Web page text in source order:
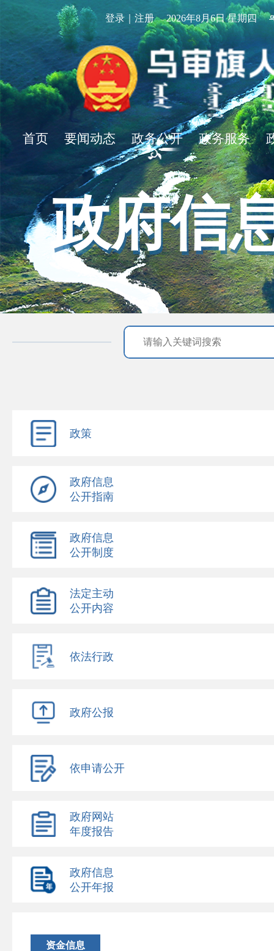
登录｜注册 2026年8月6日 星期四
首页 要闻动态 政务公开 政务服务
政府信
政策
政府信息
公开指南
政府信息
公开制度
法定主动
公开内容
依法行政
政府公报
依申请公开
政府网站
年度报告
政府信息
公开年报
资金信息